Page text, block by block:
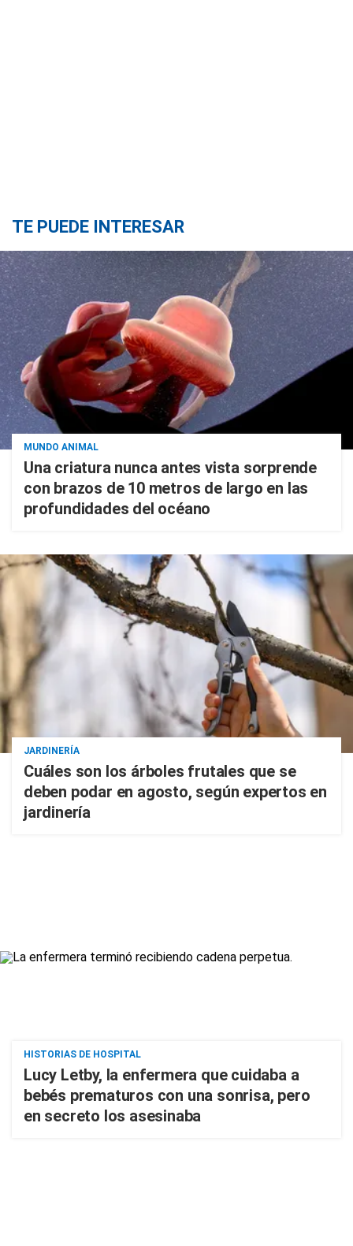
TE PUEDE INTERESAR
MUNDO ANIMAL
Una criatura nunca antes vista sorprende
con brazos de 10 metros de largo en las
profundidades del océano
JARDINERÍA
Cuáles son los árboles frutales que se
deben podar en agosto, según expertos en
jardinería
HISTORIAS DE HOSPITAL
Lucy Letby, la enfermera que cuidaba a
bebés prematuros con una sonrisa, pero
en secreto los asesinaba